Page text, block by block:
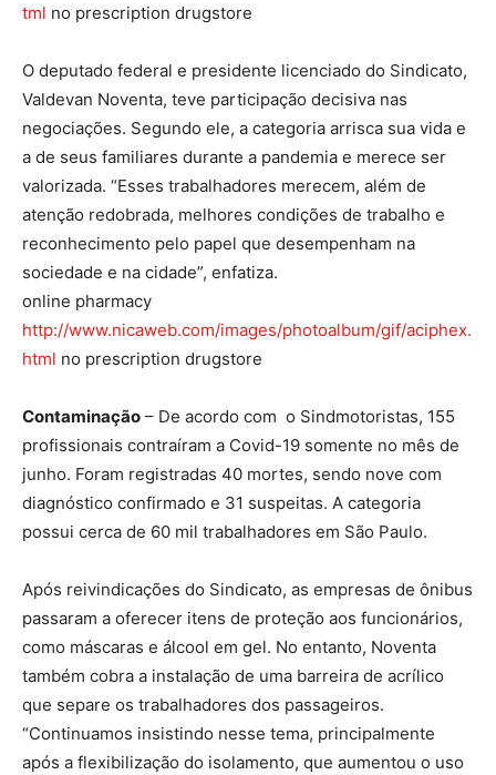
tml no prescription drugstore
O deputado federal e presidente licenciado do Sindicato,
Valdevan Noventa, teve participação decisiva nas
negociações. Segundo ele, a categoria arrisca sua vida e
a de seus familiares durante a pandemia e merece ser
valorizada. “Esses trabalhadores merecem, além de
atenção redobrada, melhores condições de trabalho e
reconhecimento pelo papel que desempenham na
sociedade e na cidade”, enfatiza.
online pharmacy
http://www.nicaweb.com/images/photoalbum/gif/aciphex.
html no prescription drugstore
Contaminação – De acordo com o Sindmotoristas, 155
profissionais contraíram a Covid-19 somente no mês de
junho. Foram registradas 40 mortes, sendo nove com
diagnóstico confirmado e 31 suspeitas. A categoria
possui cerca de 60 mil trabalhadores em São Paulo.
Após reivindicações do Sindicato, as empresas de ônibus
passaram a oferecer itens de proteção aos funcionários,
como máscaras e álcool em gel. No entanto, Noventa
também cobra a instalação de uma barreira de acrílico
que separe os trabalhadores dos passageiros.
“Continuamos insistindo nesse tema, principalmente
após a flexibilização do isolamento, que aumentou o uso